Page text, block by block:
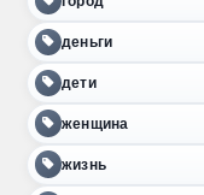
деньги
дети
женщина
жизнь